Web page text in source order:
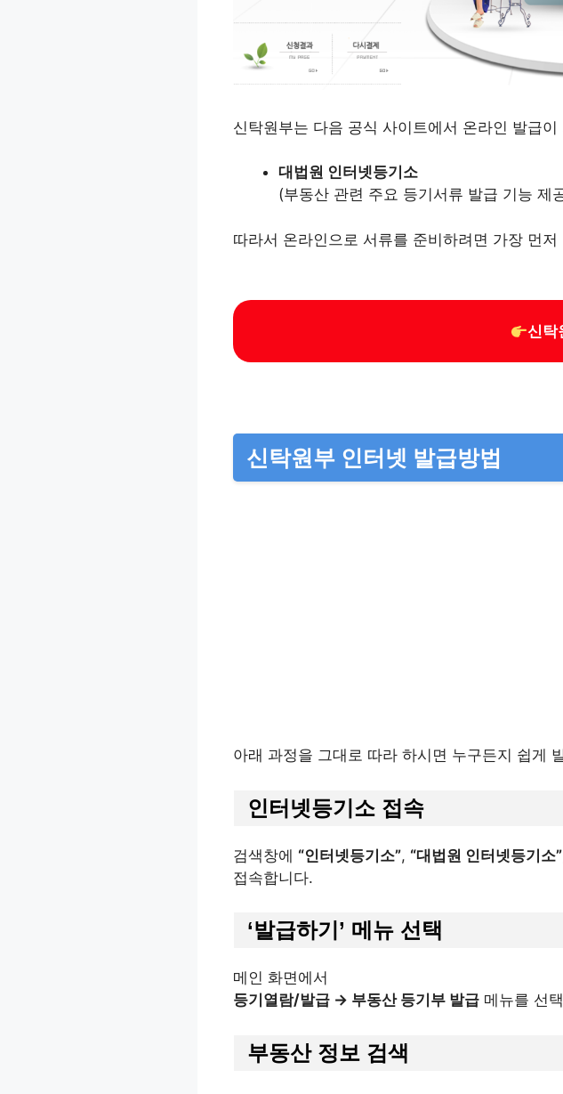
신탁원부는 다음 공식 사이트에서 온라인 발급이
대법원 인터넷등기소
(부동산 관련 주요 등기서류 발급 기능 제
따라서 온라인으로 서류를 준비하려면 가장 먼
신탁
신탁원부 인터넷 발급방법
아래 과정을 그대로 따라 하시면 누구든지 쉽게
인터넷등기소 접속
검색창에 “인터넷등기소”, “대법원 인터넷등기소”
접속합니다.
‘발급하기’ 메뉴 선택
메인 화면에서
등기열람/발급 → 부동산 등기부 발급 메뉴를 선
부동산 정보 검색